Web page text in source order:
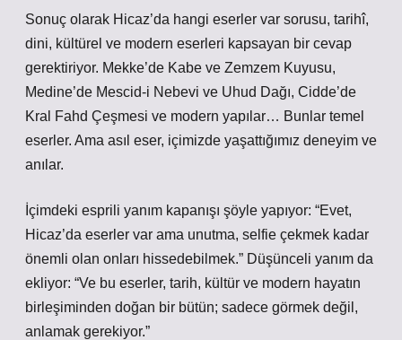
Sonuç olarak Hicaz’da hangi eserler var sorusu, tarihî,
dini, kültürel ve modern eserleri kapsayan bir cevap
gerektiriyor. Mekke’de Kabe ve Zemzem Kuyusu,
Medine’de Mescid-i Nebevi ve Uhud Dağı, Cidde’de
Kral Fahd Çeşmesi ve modern yapılar… Bunlar temel
eserler. Ama asıl eser, içimizde yaşattığımız deneyim ve
anılar.
İçimdeki esprili yanım kapanışı şöyle yapıyor: “Evet,
Hicaz’da eserler var ama unutma, selfie çekmek kadar
önemli olan onları hissedebilmek.” Düşünceli yanım da
ekliyor: “Ve bu eserler, tarih, kültür ve modern hayatın
birleşiminden doğan bir bütün; sadece görmek değil,
anlamak gerekiyor.”